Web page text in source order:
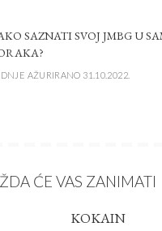
SAZNATI SVOJ JMBG U
AŽURIRANO 31.10.2022.
ĆE VAS ZANIMATI
KOKAIN